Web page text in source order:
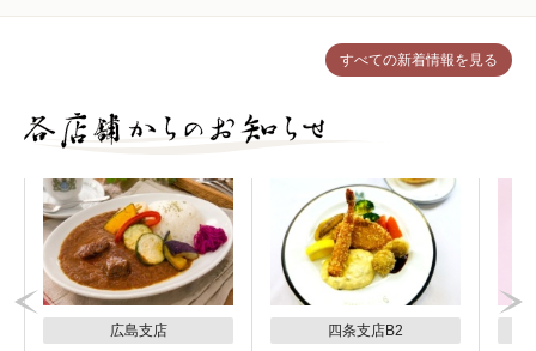
すべての新着情報を見る
広島支店
四条支店B2